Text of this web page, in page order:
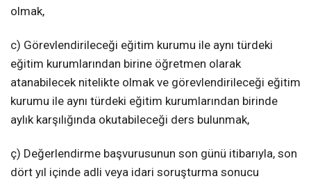
olmak,
c) Görevlendirileceği eğitim kurumu ile aynı türdeki
eğitim kurumlarından birine öğretmen olarak
atanabilecek nitelikte olmak ve görevlendirileceği eğitim
kurumu ile aynı türdeki eğitim kurumlarından birinde
aylık karşılığında okutabileceği ders bulunmak,
ç) Değerlendirme başvurusunun son günü itibarıyla, son
dört yıl içinde adli veya idari soruşturma sonucu